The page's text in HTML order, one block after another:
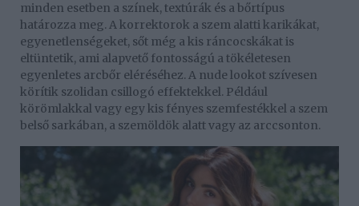
minden esetben a színek, textúrák és a bőrtípus
határozza meg. A korrektorok a szem alatti karikákat,
egyenetlenségeket, sőt még a kis ráncocskákat is
eltüntetik, ami alapvető fontosságú a tökéletesen
egyenletes arcbőr eléréséhez. A nude lookot szívesen
körítik szolidan csillogó effektekkel. Például
körömlakkal vagy egy kis fényes szemfestékkel a szem
belső sarkában, a szemöldök alatt vagy az arccsonton.